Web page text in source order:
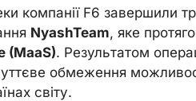
компанії F6 завершили
NyashTeam, яке
(MaaS). Результатом
обмеження
світу.